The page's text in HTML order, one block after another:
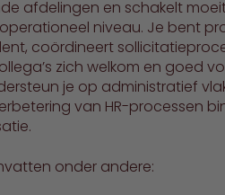
afdelingen en schakelt
niveau. Je bent
coördineert
zich welkom en goed
je op administratief
van HR-processen
onder andere: